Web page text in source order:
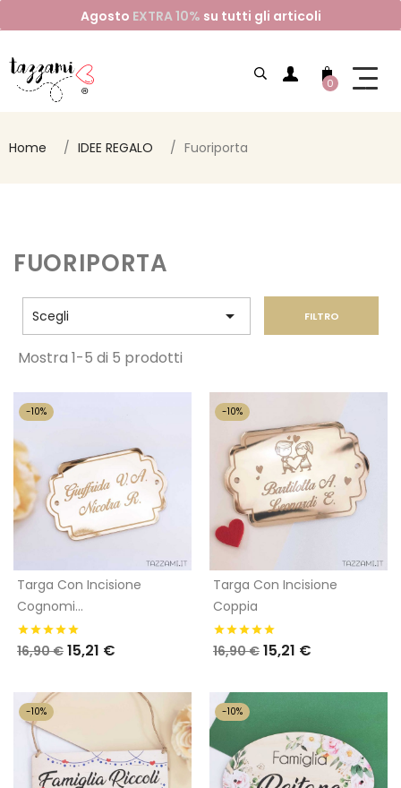
Agosto EXTRA 10% su tutti gli articoli
0
Home IDEE REGALO Fuoriporta
FUORIPORTA
Scegli  FILTRO
Mostra 1-5 di 5 prodotti
Targa Con Incisione
Cognomi...
16,90 € 15,21 €
-10%
Targa Con Incisione
Coppia
16,90 € 15,21 €
-10%
-10% -10%